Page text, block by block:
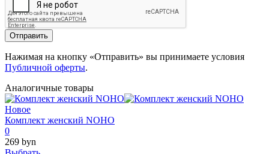
Отправить
Нажимая на кнопку «Отправить» вы принимаете условия
Публичной оферты.
Аналогичные товары
Новое
Комплект женский NOHO
0
269 byn